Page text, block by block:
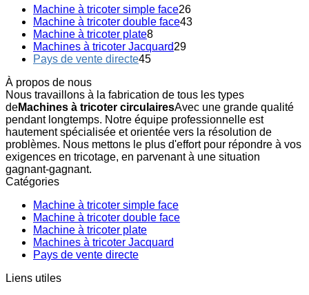
Machine à tricoter simple face26
Machine à tricoter double face43
Machine à tricoter plate8
Machines à tricoter Jacquard29
Pays de vente directe45
À propos de nous
Nous travaillons à la fabrication de tous les types
deMachines à tricoter circulairesAvec une grande qualité
pendant longtemps. Notre équipe professionnelle est
hautement spécialisée et orientée vers la résolution de
problèmes. Nous mettons le plus d'effort pour répondre à vos
exigences en tricotage, en parvenant à une situation
gagnant-gagnant.
Catégories
Machine à tricoter simple face
Machine à tricoter double face
Machine à tricoter plate
Machines à tricoter Jacquard
Pays de vente directe
Liens utiles